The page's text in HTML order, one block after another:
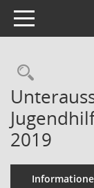
Toggle navigation
2019